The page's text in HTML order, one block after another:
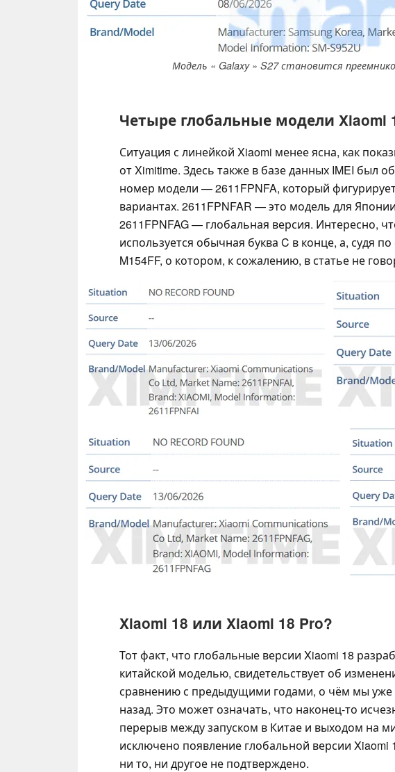
Модель « Galaxy » S27 становится
Четыре глобальные модели Xiaomi
Ситуация с линейкой Xiaomi менее ясна, как
от Ximitime. Здесь также в базе данных IMEI был
номер модели — 2611FPNFA, который
вариантах. 2611FPNFAR — это модель для
2611FPNFAG — глобальная версия. Интересно,
используется обычная буква C в конце, а, судя
M154FF, о котором, к сожалению, в статье не
Xiaomi 18 или Xiaomi 18 Pro?
Тот факт, что глобальные версии Xiaomi 18
китайской моделью, свидетельствует об
сравнению с предыдущими годами, о чём мы уже
назад. Это может означать, что наконец-то
перерыв между запуском в Китае и выходом на
исключено появление глобальной версии
ни то, ни другое не подтверждено.